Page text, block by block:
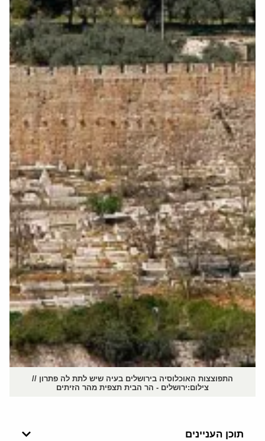
התפוצצות האוכלוסיה בירושלים בעיה שיש לתת לה פתרון //
צילום:ירושלים - הר הבית תצפית מהר הזיתים
תוכן העניינים